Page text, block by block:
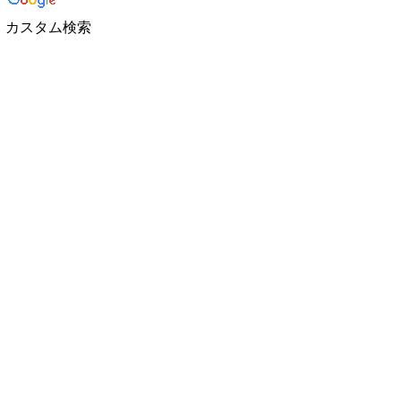
カスタム検索